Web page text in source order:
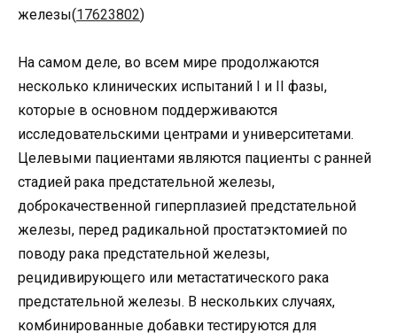
железы(17623802)
На самом деле, во всем мире продолжаются
несколько клинических испытаний I и II фазы,
которые в основном поддерживаются
исследовательскими центрами и университетами.
Целевыми пациентами являются пациенты с ранней
стадией рака предстательной железы,
доброкачественной гиперплазией предстательной
железы, перед радикальной простатэктомией по
поводу рака предстательной железы,
рецидивирующего или метастатического рака
предстательной железы. В нескольких случаях,
комбинированные добавки тестируются для